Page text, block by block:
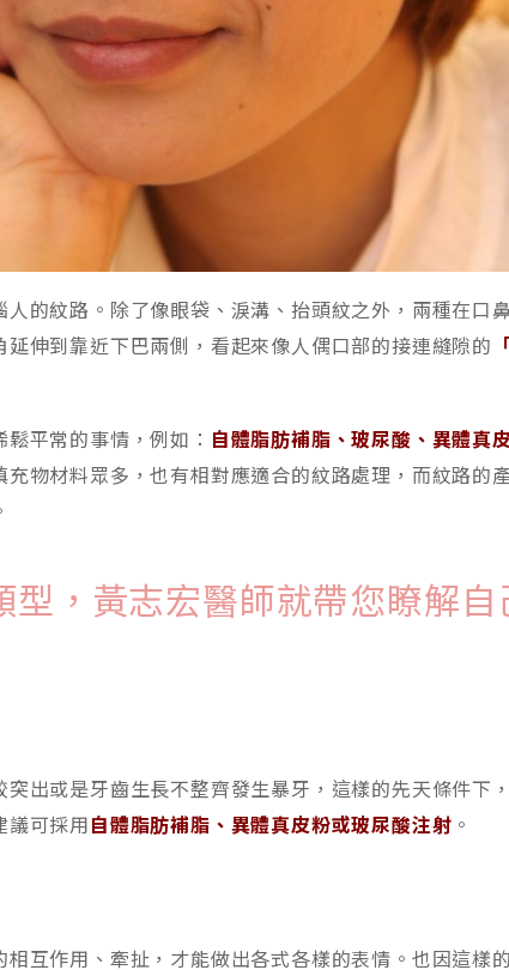
的紋路。除了像眼袋、淚溝、抬頭紋之外，兩種在口
延伸到靠近下巴兩側，看起來像人偶口部的接連縫隙的
平常的事情，例如： 自體脂肪補脂、玻尿酸、異體真
物材料眾多，也有相對應適合的紋路處理，而紋路的
，黃志宏醫師就帶您瞭解自
出或是牙齒生長不整齊發生暴牙，這樣的先天條件下
議可採用 自體脂肪補脂、異體真皮粉或玻尿酸注射 。
互作用、牽扯，才能做出各式各樣的表情。也因這樣